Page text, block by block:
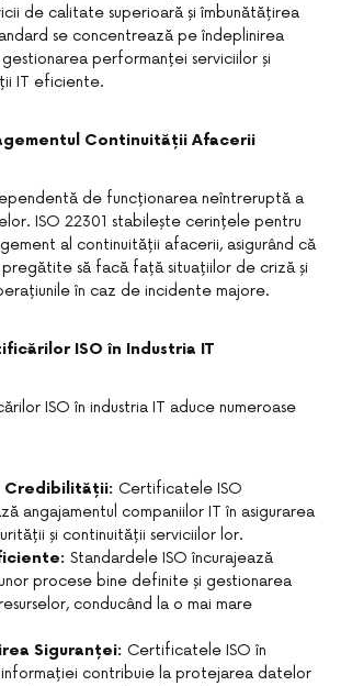
de calitate superioară și îmbunătățirea
se concentrează pe îndeplinirea
performanței serviciilor și
IT eficiente.
Continuității Afacerii
de funcționarea neîntreruptă a
ISO 22301 stabilește cerințele pentru
al continuității afacerii, asigurând că
pregătite să facă față situațiilor de criză și
în caz de incidente majore.
ISO în Industria IT
ISO în industria IT aduce numeroase
Credibilității: Certificatele ISO
angajamentul companiilor IT în asigurarea
și continuității serviciilor lor.
Standardele ISO încurajează
procese bine definite și gestionarea
conducând la o mai mare
Siguranței: Certificatele ISO în
contribuie la protejarea datelor